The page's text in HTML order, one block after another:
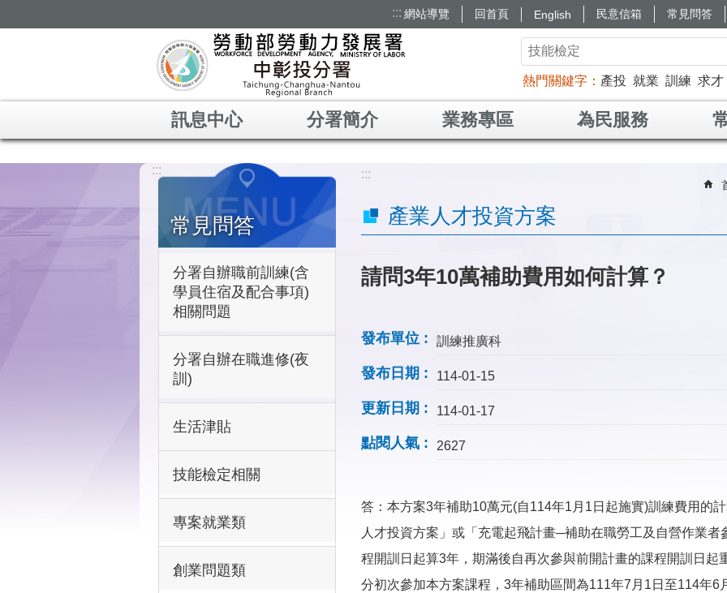
::: 網站導覽 回首頁 English 民意信箱 常見問答
熱門關鍵字 產投 就業 訓練 求才
訊息中心 分署簡介 業務專區 為民服務
:::
常見問答
分署自辦職前訓練(含
學員住宿及配合事項)
相關問題
分署自辦在職進修(夜
訓)
生活津貼
技能檢定相關
專案就業類
創業問題類
:::
產業人才投資方案
請問3年10萬補助費用如何計算？
發布單位 訓練推廣科
發布日期 114-01-15
更新日期 114-01-17
點閱人氣 2627
答：本方案3年補助10萬元(自114年1月1日起施實)訓練費用的
人才投資方案」或「充電起飛計畫─補助在職勞工及自營作業
程開訓日起算3年，期滿後自再次參與前開計畫的課程開訓日起
分初次參加本方案課程，3年補助區間為111年7月1日至114年6